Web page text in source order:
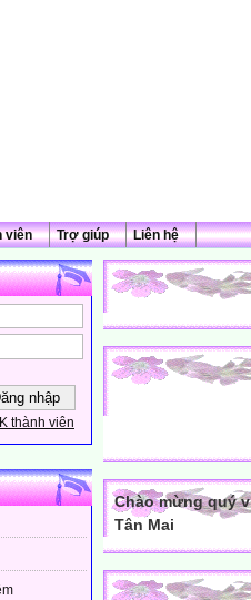
viên Trợ giúp Liên hệ
thành viên
Chào mừng quý
Tân Mai